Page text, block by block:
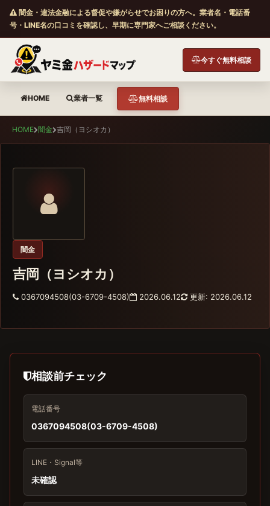
闇金・違法金融による督促や嫌がらせでお困りの方へ。業者名・電話番
号・LINE名の口コミを確認し、早期に専門家へご相談ください。
今すぐ無料相談
HOME 業者一覧 無料相談
HOME 闇金 吉岡（ヨシオカ）
闇金
吉岡（ヨシオカ）
0367094508(03-6709-4508) 2026.06.12 更新: 2026.06.12
相談前チェック
電話番号
0367094508(03-6709-4508)
LINE・Signal等
未確認